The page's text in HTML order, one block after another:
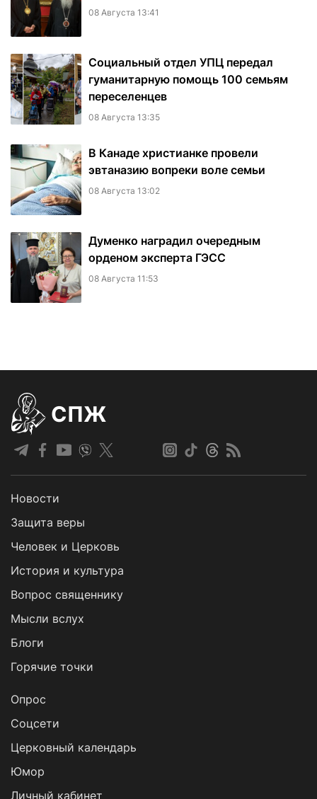
08 Августа 13:41
Социальный отдел УПЦ передал
гуманитарную помощь 100 семьям
переселенцев
08 Августа 13:35
В Канаде христианке провели
эвтаназию вопреки воле семьи
08 Августа 13:02
Думенко наградил очередным
орденом эксперта ГЭСС
08 Августа 11:53
СПЖ
Новости
Защита веры
Человек и Церковь
История и культура
Вопрос священнику
Мысли вслух
Блоги
Горячие точки
Опрос
Cоцсети
Церковный календарь
Юмор
Личный кабинет